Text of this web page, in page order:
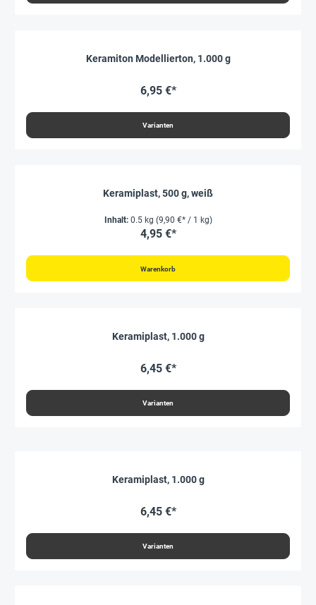
Keramiton Modellierton, 1.000 g
6,95 €*
Varianten
Keramiplast, 500 g, weiß
Inhalt: 0.5 kg (9,90 €* / 1 kg)
4,95 €*
Warenkorb
Keramiplast, 1.000 g
6,45 €*
Varianten
Keramiplast, 1.000 g
6,45 €*
Varianten